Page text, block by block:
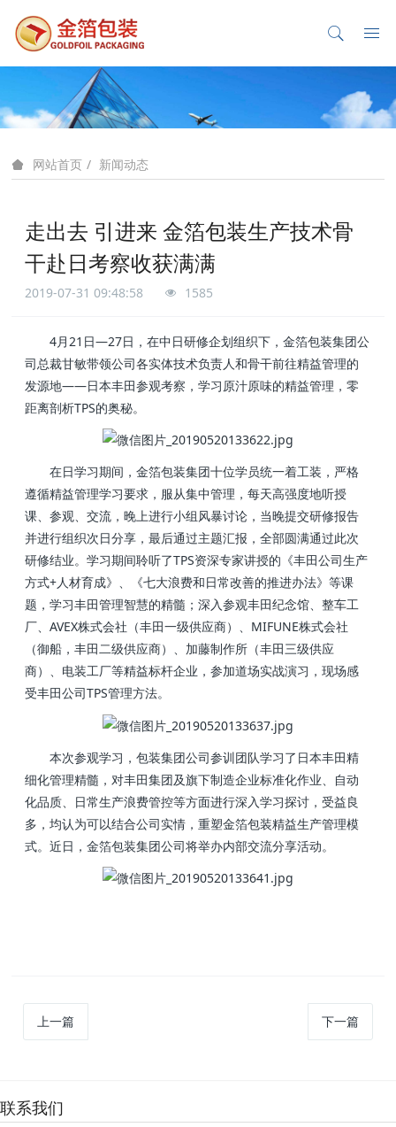
网站首页 新闻动态
走出去 引进来 金箔包装生产技术骨
干赴日考察收获满满
2019-07-31 09:48:58 1585
4月21日—27日，在中日研修企划组织下，金箔包装集团公
司总裁甘敏带领公司各实体技术负责人和骨干前往精益管理的
发源地——日本丰田参观考察，学习原汁原味的精益管理，零
距离剖析TPS的奥秘。
在日学习期间，金箔包装集团十位学员统一着工装，严格
遵循精益管理学习要求，服从集中管理，每天高强度地听授
课、参观、交流，晚上进行小组风暴讨论，当晚提交研修报告
并进行组织次日分享，最后通过主题汇报，全部圆满通过此次
研修结业。学习期间聆听了TPS资深专家讲授的《丰田公司生产
方式+人材育成》、《七大浪费和日常改善的推进办法》等课
题，学习丰田管理智慧的精髓；深入参观丰田纪念馆、整车工
厂、AVEX株式会社（丰田一级供应商）、MIFUNE株式会社
（御船，丰田二级供应商）、加藤制作所（丰田三级供应
商）、电装工厂等精益标杆企业，参加道场实战演习，现场感
受丰田公司TPS管理方法。
本次参观学习，包装集团公司参训团队学习了日本丰田精
细化管理精髓，对丰田集团及旗下制造企业标准化作业、自动
化品质、日常生产浪费管控等方面进行深入学习探讨，受益良
多，均认为可以结合公司实情，重塑金箔包装精益生产管理模
式。近日，金箔包装集团公司将举办内部交流分享活动。
上一篇 下一篇
联系我们